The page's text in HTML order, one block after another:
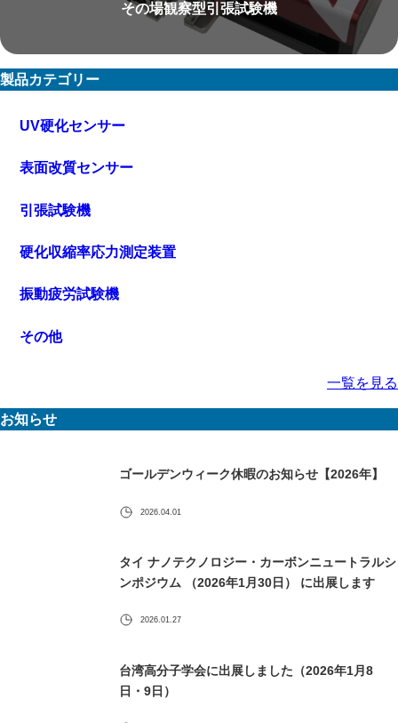
その場観察型引張試験機
製品カテゴリー
UV硬化センサー
表面改質センサー
引張試験機
硬化収縮率応力測定装置
振動疲労試験機
その他
一覧を見る
お知らせ
ゴールデンウィーク休暇のお知らせ【2026年】
2026.04.01
タイ ナノテクノロジー・カーボンニュートラルシ
ンポジウム （2026年1月30日） に出展します
2026.01.27
台湾高分子学会に出展しました（2026年1月8
日・9日）